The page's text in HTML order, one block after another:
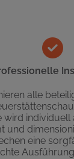
alle
wird
und
eine
Ausführung